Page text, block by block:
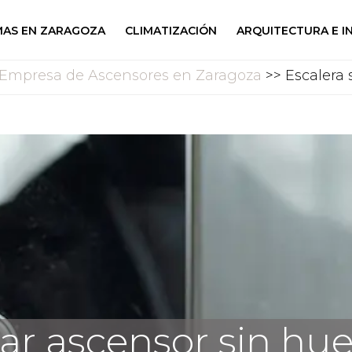
EN ZARAGOZA CLIMATIZACIÓN ARQUITECTURA E
Empresa de Ascensores en Zaragoza >>
ascensor sin